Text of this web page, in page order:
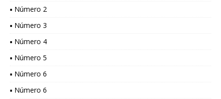
▪ Número 2
▪ Número 3
▪ Número 4
▪ Número 5
▪ Número 6
▪ Número 6